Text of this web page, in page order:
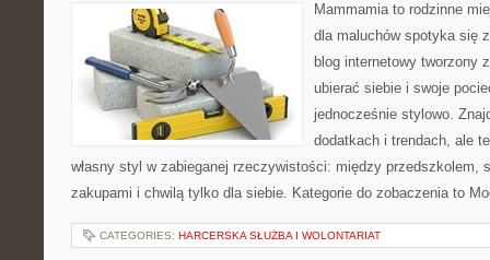
Mammamia to rodzinne
dla maluchów spotyka się
blog internetowy tworzony
ubierać siebie i swoje
jednocześnie stylowo.
dodatkach i trendach, ale
własny styl w zabieganej rzeczywistości: między przedszkolem,
zakupami i chwilą tylko dla siebie. Kategorie do zobaczenia to
CATEGORIES: HARCERSKA SŁUŻBA I WOLONTARIAT